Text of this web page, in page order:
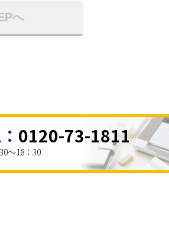
へ
0120-73-1811
～18：30